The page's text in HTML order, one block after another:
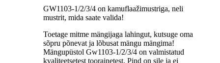
GW1103-1/2/3/4 on kamuflaažimustriga, neli
mustrit, mida saate valida!
Toetage mitme mängijaga lahingut, kutsuge oma
sõpru põnevat ja lõbusat mängu mängima!
Mängupüstol Gw1103-1/2/3/4 on valmistatud
kvaliteetsetest toorainetest. Pind on sile ja ei